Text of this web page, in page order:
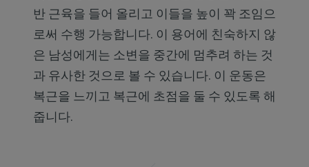
반 근육을 들어 올리고 이들을 높이 꽉 조임으
로써 수행 가능합니다. 이 용어에 친숙하지 않
은 남성에게는 소변을 중간에 멈추려 하는 것
과 유사한 것으로 볼 수 있습니다. 이 운동은
복근을 느끼고 복근에 초점을 둘 수 있도록 해
줍니다.